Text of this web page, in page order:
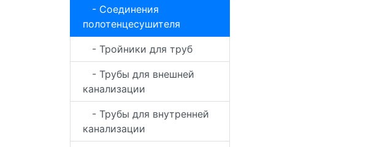
- Соединения
полотенцесушителя
- Тройники для труб
- Трубы для внешней
канализации
- Трубы для внутренней
канализации